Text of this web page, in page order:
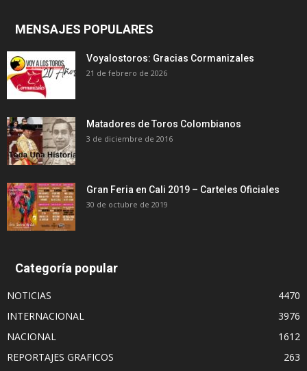
MENSAJES POPULARES
Voyalostoros: Gracias Cormanizales
21 de febrero de 2026
Matadores de Toros Colombianos
3 de diciembre de 2016
Gran Feria en Cali 2019 – Carteles Oficiales
30 de octubre de 2019
Categoría popular
NOTICIAS
4470
INTERNACIONAL
3976
NACIONAL
1612
REPORTAJES GRAFICOS
263